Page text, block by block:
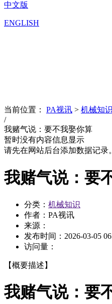
中文版
ENGLISH
当前位置： PA视讯 > 机械知识
/
我赌气说：要不我娶你算
暂时没有内容信息显示
请先在网站后台添加数据记录。
我赌气说：要
分类： 机械知识
作者：PA视讯
来源：
发布时间： 2026-03-05
访问量：
【概要描述】
我赌气说：要